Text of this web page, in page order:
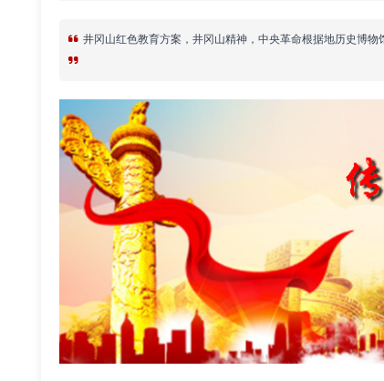
井冈山红色教育方案，井冈山精神，中央革命根据地历史博